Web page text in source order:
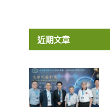
近期文章